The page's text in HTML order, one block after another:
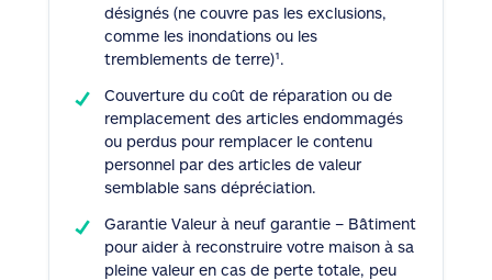
désignés (ne couvre pas les exclusions,
comme les inondations ou les
tremblements de terre)¹.
Couverture du coût de réparation ou de
remplacement des articles endommagés
ou perdus pour remplacer le contenu
personnel par des articles de valeur
semblable sans dépréciation.
Garantie Valeur à neuf garantie – Bâtiment
pour aider à reconstruire votre maison à sa
pleine valeur en cas de perte totale, peu